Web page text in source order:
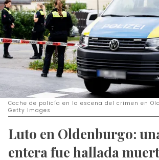
Coche de policía en la escena del crimen en
Getty Images
Luto en Oldenburgo:
entera fue hallada